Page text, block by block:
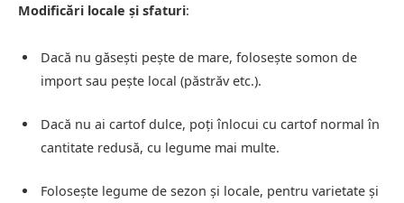
Modificări locale și sfaturi:
Dacă nu găsești pește de mare, folosește somon de
import sau pește local (păstrăv etc.).
Dacă nu ai cartof dulce, poți înlocui cu cartof normal în
cantitate redusă, cu legume mai multe.
Folosește legume de sezon și locale, pentru varietate și